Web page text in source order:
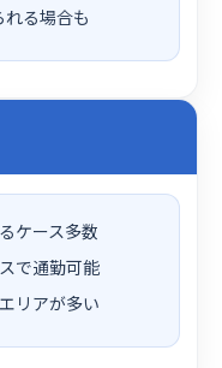
る場合も
ケース多数
で通勤可能
リアが多い